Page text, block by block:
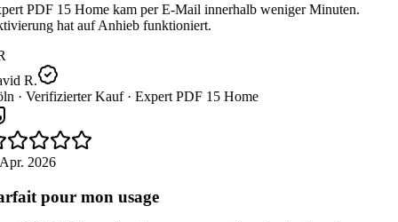
PDF 15 Home kam per E-Mail innerhalb weniger Minuten.
hat auf Anhieb funktioniert.
R.
· Verifizierter Kauf · Expert PDF 15 Home
2026
pour mon usage